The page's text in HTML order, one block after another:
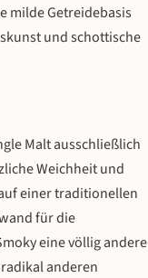
milde Getreidebasis
und schottische
Malt ausschließlich
Weichheit und
einer traditionellen
für die
eine völlig andere
anderen